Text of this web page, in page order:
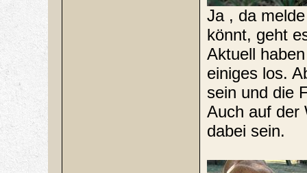
Ja , da
könnt, geht
Aktuell
einiges los.
sein und die
Auch auf der
dabei sein.